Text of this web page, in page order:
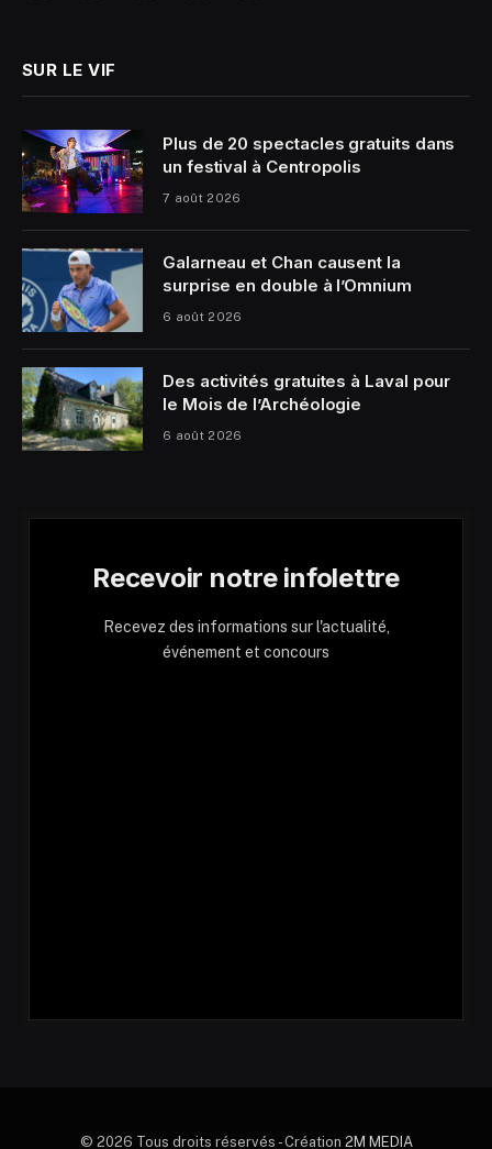
SUR LE VIF
Plus de 20 spectacles gratuits dans
un festival à Centropolis
7 août 2026
Galarneau et Chan causent la
surprise en double à l’Omnium
6 août 2026
Des activités gratuites à Laval pour
le Mois de l’Archéologie
6 août 2026
Recevoir notre infolettre
Recevez des informations sur l'actualité,
événement et concours
© 2026 Tous droits réservés - Création 2M MEDIA